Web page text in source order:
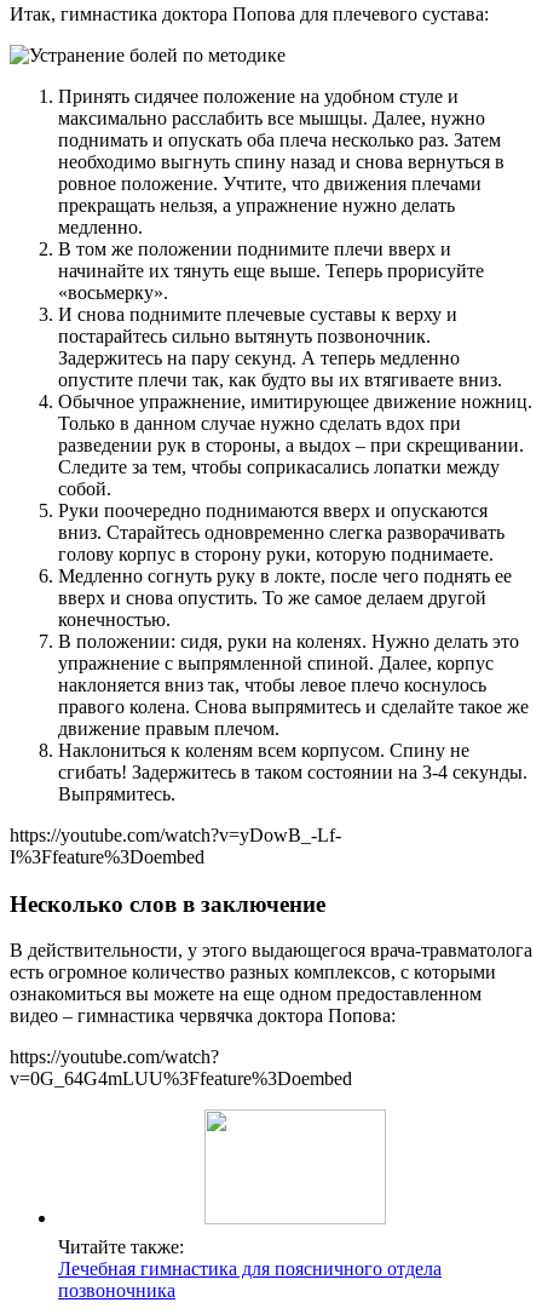
Итак, гимнастика доктора Попова для плечевого сустава:
Принять сидячее положение на удобном стуле и
максимально расслабить все мышцы. Далее, нужно
поднимать и опускать оба плеча несколько раз. Затем
необходимо выгнуть спину назад и снова вернуться в
ровное положение. Учтите, что движения плечами
прекращать нельзя, а упражнение нужно делать
медленно.
В том же положении поднимите плечи вверх и
начинайте их тянуть еще выше. Теперь прорисуйте
«восьмерку».
И снова поднимите плечевые суставы к верху и
постарайтесь сильно вытянуть позвоночник.
Задержитесь на пару секунд. А теперь медленно
опустите плечи так, как будто вы их втягиваете вниз.
Обычное упражнение, имитирующее движение ножниц.
Только в данном случае нужно сделать вдох при
разведении рук в стороны, а выдох – при скрещивании.
Следите за тем, чтобы соприкасались лопатки между
собой.
Руки поочередно поднимаются вверх и опускаются
вниз. Старайтесь одновременно слегка разворачивать
голову корпус в сторону руки, которую поднимаете.
Медленно согнуть руку в локте, после чего поднять ее
вверх и снова опустить. То же самое делаем другой
конечностью.
В положении: сидя, руки на коленях. Нужно делать это
упражнение с выпрямленной спиной. Далее, корпус
наклоняется вниз так, чтобы левое плечо коснулось
правого колена. Снова выпрямитесь и сделайте такое же
движение правым плечом.
Наклониться к коленям всем корпусом. Спину не
сгибать! Задержитесь в таком состоянии на 3-4 секунды.
Выпрямитесь.
https://youtube.com/watch?v=yDowB_-Lf-
I%3Ffeature%3Doembed
Несколько слов в заключение
В действительности, у этого выдающегося врача-травматолога
есть огромное количество разных комплексов, с которыми
ознакомиться вы можете на еще одном предоставленном
видео – гимнастика червячка доктора Попова:
https://youtube.com/watch?
v=0G_64G4mLUU%3Ffeature%3Doembed
Читайте также:
Лечебная гимнастика для поясничного отдела
позвоночника